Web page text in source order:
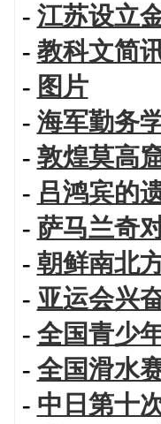
- 江苏设立
- 教科文简
- 图片
- 海军勤务
- 敦煌莫高
- 吕鸿宾的
- 萨马兰奇
- 朝鲜南北
- 亚运会兴
- 全国青少
- 全国滑水
- 中日第十